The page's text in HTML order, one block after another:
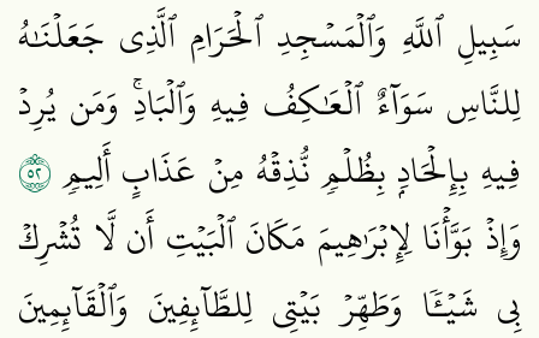
سَبِيلِ ٱللَّهِ وَٱلۡمَسۡجِدِ ٱلۡحَرَامِ ٱلَّذِي جَعَلۡنَٰهُ
لِلنَّاسِ سَوَآءٌ ٱلۡعَٰكِفُ فِيهِ وَٱلۡبَادِۚ وَمَن يُرِدۡ
فِيهِ بِإِلۡحَادِۭ بِظُلۡمٖ نُّذِقۡهُ مِنۡ عَذَابٍ أَلِيمٖ٢٥
وَإِذۡ بَوَّأۡنَا لِإِبۡرَٰهِيمَ مَكَانَ ٱلۡبَيۡتِ أَن لَّا تُشۡرِكۡ
بِي شَيۡـٔٗا وَطَهِّرۡ بَيۡتِي لِلطَّآئِفِينَ وَٱلۡقَآئِمِينَ